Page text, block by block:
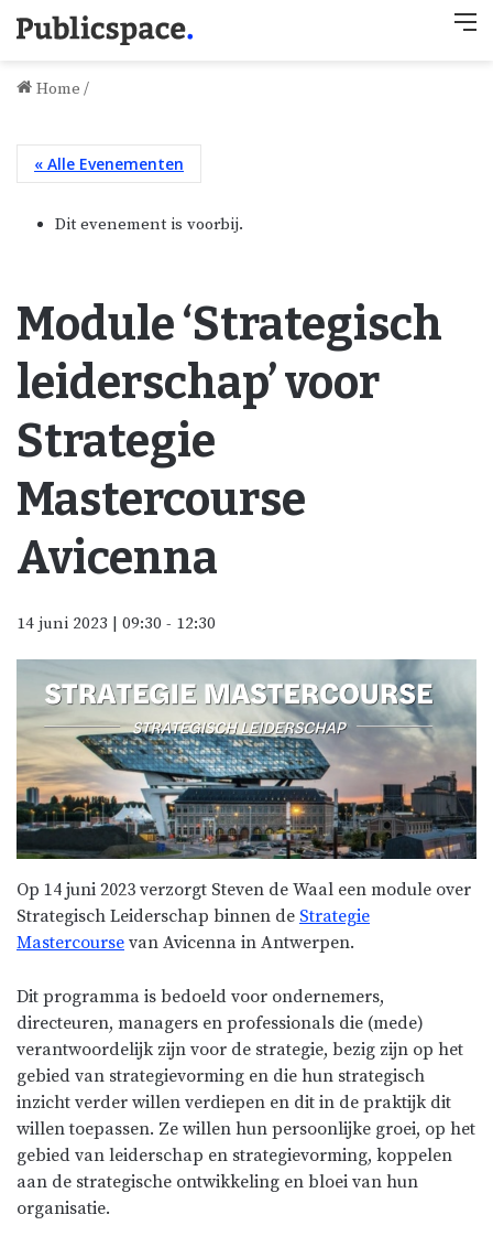
Home /
« Alle Evenementen
Dit evenement is voorbij.
Module ‘Strategisch
leiderschap’ voor
Strategie
Mastercourse
Avicenna
14 juni 2023 | 09:30 - 12:30
Op 14 juni 2023 verzorgt Steven de Waal een module over
Strategisch Leiderschap binnen de Strategie
Mastercourse van Avicenna in Antwerpen.
Dit programma is bedoeld voor ondernemers,
directeuren, managers en professionals die (mede)
verantwoordelijk zijn voor de strategie, bezig zijn op het
gebied van strategievorming en die hun strategisch
inzicht verder willen verdiepen en dit in de praktijk dit
willen toepassen. Ze willen hun persoonlijke groei, op het
gebied van leiderschap en strategievorming, koppelen
aan de strategische ontwikkeling en bloei van hun
organisatie.